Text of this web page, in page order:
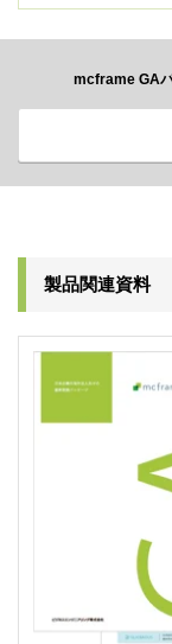
mcframe GAパ
製品関連資料